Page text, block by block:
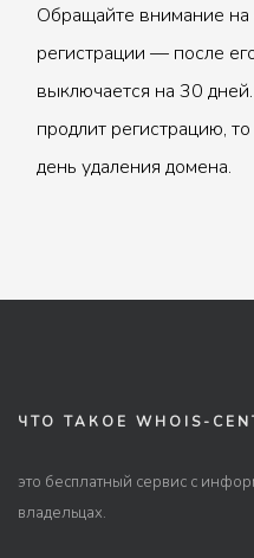
Обращайте внимание на
регистрации — после
выключается на 30
продлит регистрацию,
день удаления домена.
ЧТО ТАКОЕ WHOIS-
это бесплатный сервис с
владельцах.